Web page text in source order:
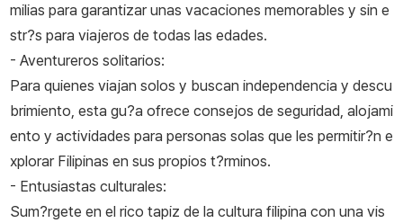
milias para garantizar unas vacaciones memorables y sin e
str?s para viajeros de todas las edades.
- Aventureros solitarios:
Para quienes viajan solos y buscan independencia y descu
brimiento, esta gu?a ofrece consejos de seguridad, alojami
ento y actividades para personas solas que les permitir?n e
xplorar Filipinas en sus propios t?rminos.
- Entusiastas culturales:
Sum?rgete en el rico tapiz de la cultura filipina con una vis